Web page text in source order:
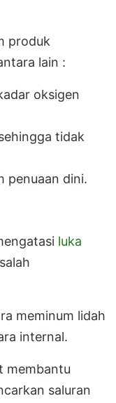
produk
lain :
oksigen
tidak
penuaan dini.
luka
meminum lidah
internal.
membantu
saluran